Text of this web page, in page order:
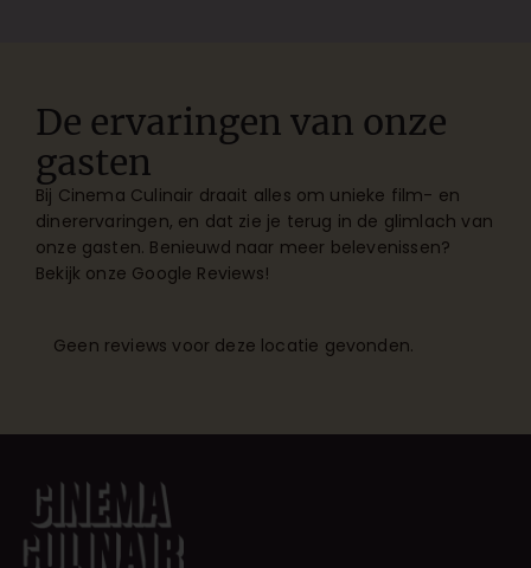
De ervaringen van onze
gasten
Bij Cinema Culinair draait alles om unieke film- en
dinerervaringen, en dat zie je terug in de glimlach van
onze gasten. Benieuwd naar meer belevenissen?
Bekijk onze Google Reviews!
Geen reviews voor deze locatie gevonden.